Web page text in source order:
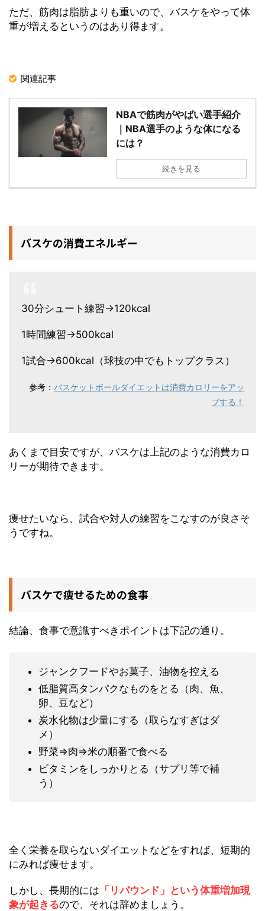
ただ、筋肉は脂肪よりも重いので、バスケをやって体
重が増えるというのはあり得ます。
関連記事
NBAで筋肉がやばい選手紹介
｜NBA選手のような体になる
には？
続きを見る
バスケの消費エネルギー
30分シュート練習→120kcal
1時間練習→500kcal
1試合→600kcal（球技の中でもトップクラス）
参考： バスケットボールダイエットは消費カロリーをアッ
プする！
あくまで目安ですが、バスケは上記のような消費カロ
リーが期待できます。
痩せたいなら、試合や対人の練習をこなすのが良さそ
うですね。
バスケで痩せるための食事
結論、食事で意識すべきポイントは下記の通り。
ジャンクフードやお菓子、油物を控える
低脂質高タンパクなものをとる（肉、魚、
卵、豆など）
炭水化物は少量にする（取らなすぎはダ
メ）
野菜⇒肉⇒米の順番で食べる
ビタミンをしっかりとる（サプリ等で補
う）
全く栄養を取らないダイエットなどをすれば、短期的
にみれば痩せます。
しかし、長期的には 「リバウンド」という体重増加現
象が起きるので、それは辞めましょう。